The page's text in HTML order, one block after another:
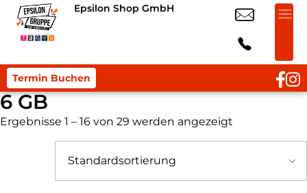
Epsilon Shop GmbH
Termin Buchen
6 GB
Ergebnisse 1 – 16 von 29 werden angezeigt